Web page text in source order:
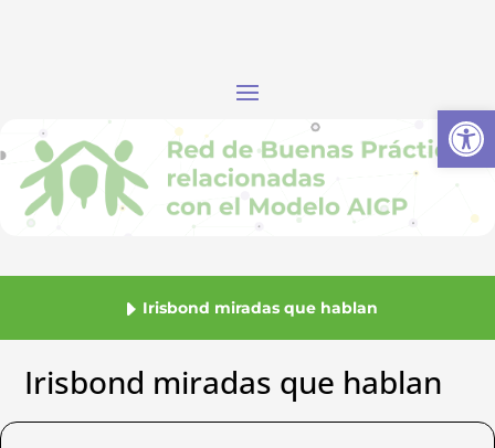
Irisbond miradas que hablan
Irisbond miradas que hablan